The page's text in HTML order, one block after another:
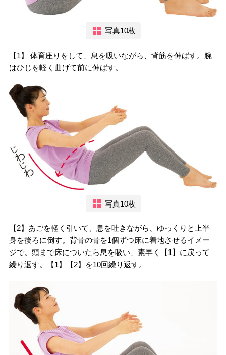
写真10枚
【1】 体育座りをして、息を吸いながら、背筋を伸ばす。腕
はひじを軽く曲げて前に伸ばす。
写真10枚
【2】あごを軽く引いて、息を吐きながら、ゆっくりと上半
身を後ろに倒す。背骨の骨を1個ずつ床に着地させるイメー
ジで。頭まで床についたら息を吸い、素早く【1】に戻って
繰り返す。【1】【2】を10回繰り返す。